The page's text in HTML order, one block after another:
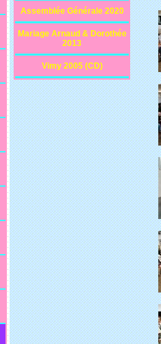
Assemblée Générale 2020
Mariage Arnaud & Dorothée
2013
Vimy 2005 (CD)